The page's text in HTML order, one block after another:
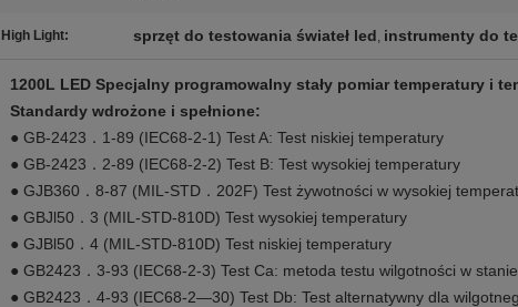
High Light: sprzęt do testowania świateł led, instrumenty do
1200L LED Specjalny programowalny stały pomiar temperatury i
Standardy wdrożone i spełnione:
● GB-2423．1-89 (IEC68-2-1) Test A: Test niskiej temperatury
● GB-2423．2-89 (IEC68-2-2) Test B: Test wysokiej temperatury
● GJB360．8-87 (MIL-STD．202F) Test żywotności w wysokiej
● GBJl50．3 (MIL-STD-810D) Test wysokiej temperatury
● GJBl50．4 (MIL-STD-810D) Test niskiej temperatury
● GB2423．3-93 (IEC68-2-3) Test Ca: metoda testu wilgotności w
● GB2423．4-93 (IEC68-2—30) Test Db: Test alternatywny dla